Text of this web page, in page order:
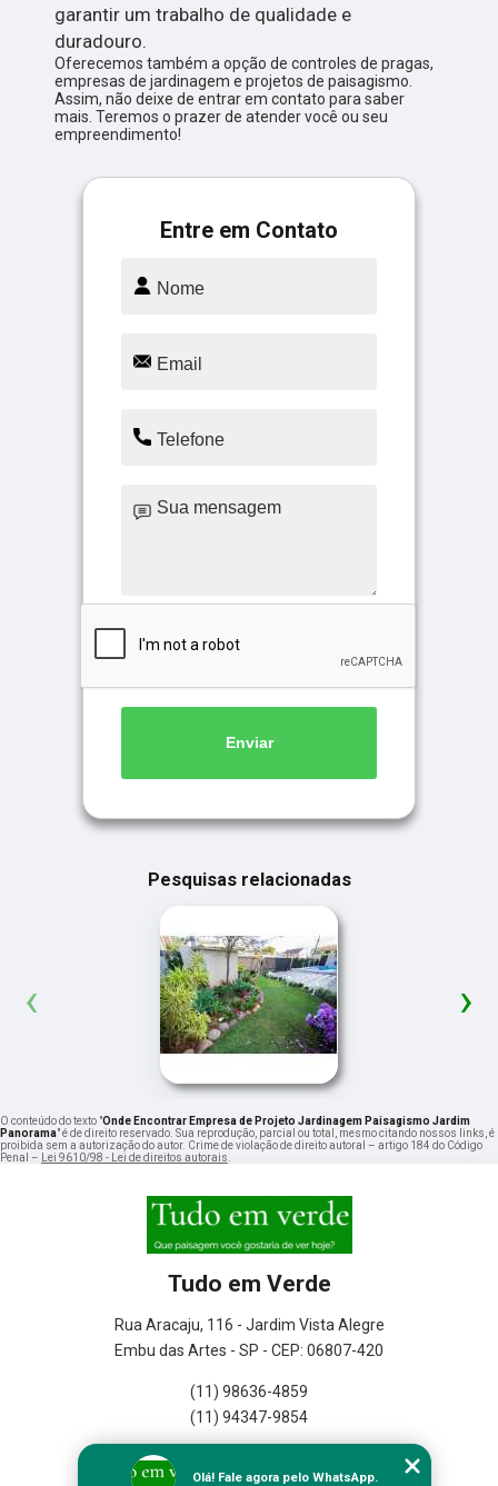
garantir um trabalho de qualidade e
duradouro.
Oferecemos também a opção de controles de pragas,
empresas de jardinagem e projetos de paisagismo.
Assim, não deixe de entrar em contato para saber
mais. Teremos o prazer de atender você ou seu
empreendimento!
Entre em Contato
Enviar
Pesquisas relacionadas
‹ ›
O conteúdo do texto "Onde Encontrar Empresa de Projeto Jardinagem Paisagismo Jardim
Panorama" é de direito reservado. Sua reprodução, parcial ou total, mesmo citando nossos links, é
proibida sem a autorização do autor. Crime de violação de direito autoral – artigo 184 do Código
Penal –
Lei 9610/98 - Lei de direitos autorais
Tudo em Verde
Rua Aracaju, 116 - Jardim Vista Alegre
Embu das Artes - SP - CEP: 06807-420
(11) 98636-4859
(11) 94347-9854
Olá! Fale agora pelo WhatsApp.